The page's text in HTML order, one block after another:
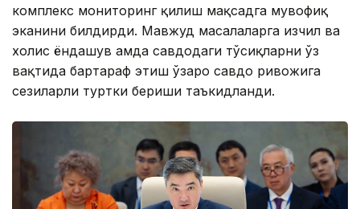
комплекс мониторинг қилиш мақсадга мувофиқ
эканини билдирди. Мавжуд масалаларга изчил ва
холис ёндашув ҳамда савдодаги тўсиқларни ўз
вақтида бартараф этиш ўзаро савдо ривожига
сезиларли туртки бериши таъкидланди.